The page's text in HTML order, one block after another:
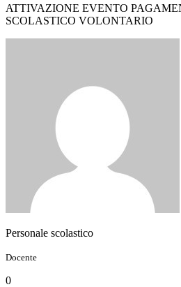
ATTIVAZIONE EVENTO
SCOLASTICO VOLONTARIO
Personale scolastico
Docente
0